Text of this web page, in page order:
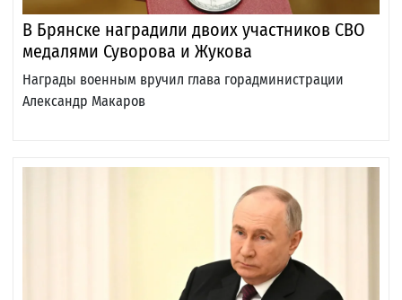
В Брянске наградили двоих участников СВО
медалями Суворова и Жукова
Награды военным вручил глава горадминистрации
Александр Макаров